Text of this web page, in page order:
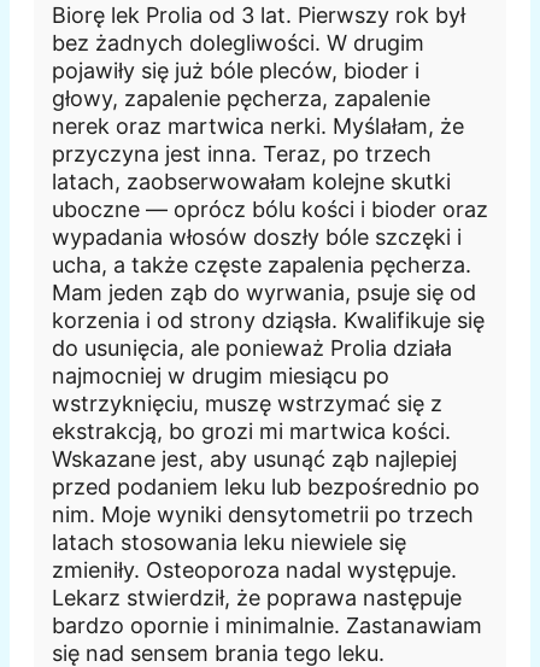
Biorę lek Prolia od 3 lat. Pierwszy rok był
bez żadnych dolegliwości. W drugim
pojawiły się już bóle pleców, bioder i
głowy, zapalenie pęcherza, zapalenie
nerek oraz martwica nerki. Myślałam, że
przyczyna jest inna. Teraz, po trzech
latach, zaobserwowałam kolejne skutki
uboczne — oprócz bólu kości i bioder oraz
wypadania włosów doszły bóle szczęki i
ucha, a także częste zapalenia pęcherza.
Mam jeden ząb do wyrwania, psuje się od
korzenia i od strony dziąsła. Kwalifikuje się
do usunięcia, ale ponieważ Prolia działa
najmocniej w drugim miesiącu po
wstrzyknięciu, muszę wstrzymać się z
ekstrakcją, bo grozi mi martwica kości.
Wskazane jest, aby usunąć ząb najlepiej
przed podaniem leku lub bezpośrednio po
nim. Moje wyniki densytometrii po trzech
latach stosowania leku niewiele się
zmieniły. Osteoporoza nadal występuje.
Lekarz stwierdził, że poprawa następuje
bardzo opornie i minimalnie. Zastanawiam
się nad sensem brania tego leku.